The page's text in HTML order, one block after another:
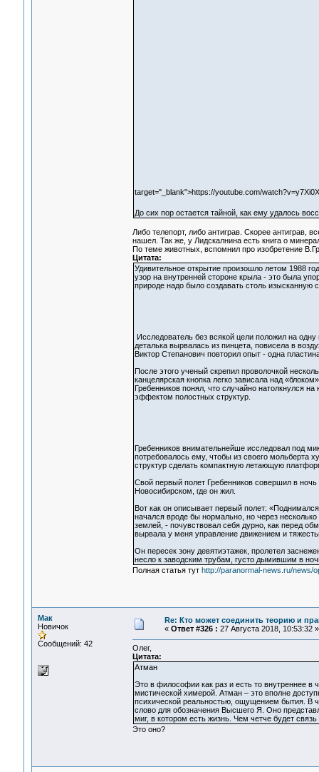
target="_blank">https://youtube.com/
До сих пор остается тайной, как ему удалось
Либо телепорт, либо антиграв. Скорее антиграв,
нашел. Так же, у Лидскалнина есть книга о
По теме животных, вспомнил про изобретение
Цитата:
Удивительное открытие произошло летом 1988
узор на внутренней стороне крыла - это была
природе надо было создавать столь изысканную
Исследователь без всякой цели положил на
деталька вырвалась из пинцета, повисела в
Виктор Степанович повторил опыт - одна
После этого ученый скрепил проволочкой
канцелярская кнопка легко зависала над
Гребенников понял, что случайно натолкнулся
эффектом полостных структур.
Гребенников внимательнейше исследовал под
потребовалось ему, чтобы из своего мольберта
структур сделать компактную летающую
Свой первый полет Гребенников совершил в
Новосибирском, где он жил.
Вот как он описывает первый полет:
начался вроде бы нормально, но через
землей, - почувствовал себя дурно, как перед
вырвала у меня управление движением и
Он пересек зону девятиэтажек, пролетел
несло к заводским трубам, густо дымившим в
Полная статья тут http://paranormal-news.ru/news/
Мак
Новичок
Сообщений: 42
Re: Кто может соединить теорию и
« Ответ #326 : 27 Августа 2018, 10:53:32 »
Олег,
Цитата:
Атман
Это в философии как раз и есть то внутреннее в
мистической химерой. Атман – это вполне
психической реальностью, ощущением бытия. В
слово для обозначения Высшего Я. Оно
миг, в котором есть жизнь. Чем четче будет
Это оно?